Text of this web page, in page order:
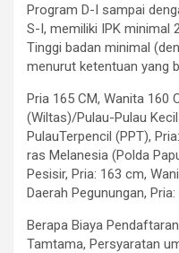
Program D-I sampai
S-I, memiliki IPK minimal
Tinggi badan minimal
menurut ketentuan yang
Pria 165 CM, Wanita 160
(Wiltas)/Pulau-Pulau
PulauTerpencil (PPT),
ras Melanesia (Polda
Pesisir, Pria: 163 cm,
Daerah Pegunungan,
Berapa Biaya
Tamtama, Persyaratan